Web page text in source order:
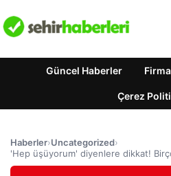
Güncel Haberler
Çerez
Haberler›Uncategorized›
'Hep üşüyorum' diyenlere dikkat!